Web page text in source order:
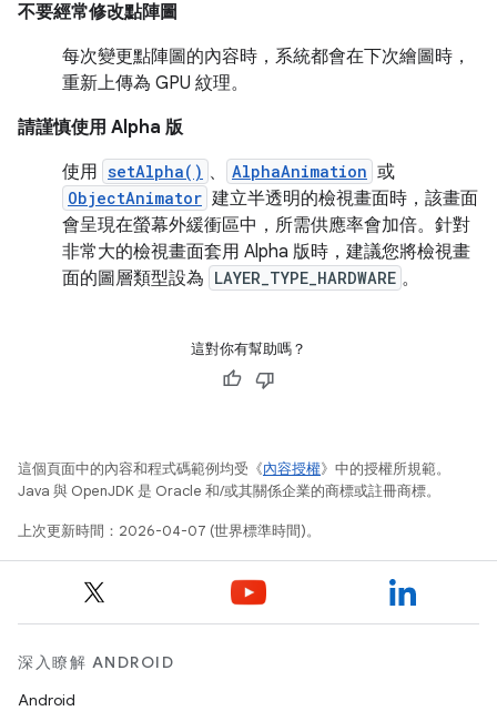
不要經常修改點陣圖
每次變更點陣圖的內容時，系統都會在下次繪圖時，
重新上傳為 GPU 紋理。
請謹慎使用 Alpha 版
使用 setAlpha() 、 AlphaAnimation 或
ObjectAnimator 建立半透明的檢視畫面時，該畫面
會呈現在螢幕外緩衝區中，所需供應率會加倍。針對
非常大的檢視畫面套用 Alpha 版時，建議您將檢視畫
面的圖層類型設為 LAYER_TYPE_HARDWARE 。
這對你有幫助嗎？
這個頁面中的內容和程式碼範例均受《內容授權》中的授權所規範。
Java 與 OpenJDK 是 Oracle 和/或其關係企業的商標或註冊商標。
上次更新時間：2026-04-07 (世界標準時間)。
深入瞭解 ANDROID
Android